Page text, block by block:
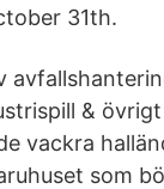
31th.
&
vackra
som